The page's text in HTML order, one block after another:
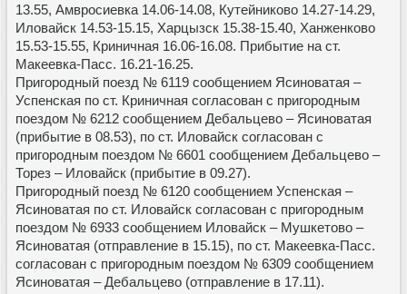
13.55, Амвросиевка 14.06-14.08, Кутейниково 14.27-14.29,
Иловайск 14.53-15.15, Харцызск 15.38-15.40, Ханженково
15.53-15.55, Криничная 16.06-16.08. Прибытие на ст.
Макеевка-Пасс. 16.21-16.25.
Пригородный поезд № 6119 сообщением Ясиноватая –
Успенская по ст. Криничная согласован с пригородным
поездом № 6212 сообщением Дебальцево – Ясиноватая
(прибытие в 08.53), по ст. Иловайск согласован с
пригородным поездом № 6601 сообщением Дебальцево –
Торез – Иловайск (прибытие в 09.27).
Пригородный поезд № 6120 сообщением Успенская –
Ясиноватая по ст. Иловайск согласован с пригородным
поездом № 6933 сообщением Иловайск – Мушкетово –
Ясиноватая (отправление в 15.15), по ст. Макеевка-Пасс.
согласован с пригородным поездом № 6309 сообщением
Ясиноватая – Дебальцево (отправление в 17.11).